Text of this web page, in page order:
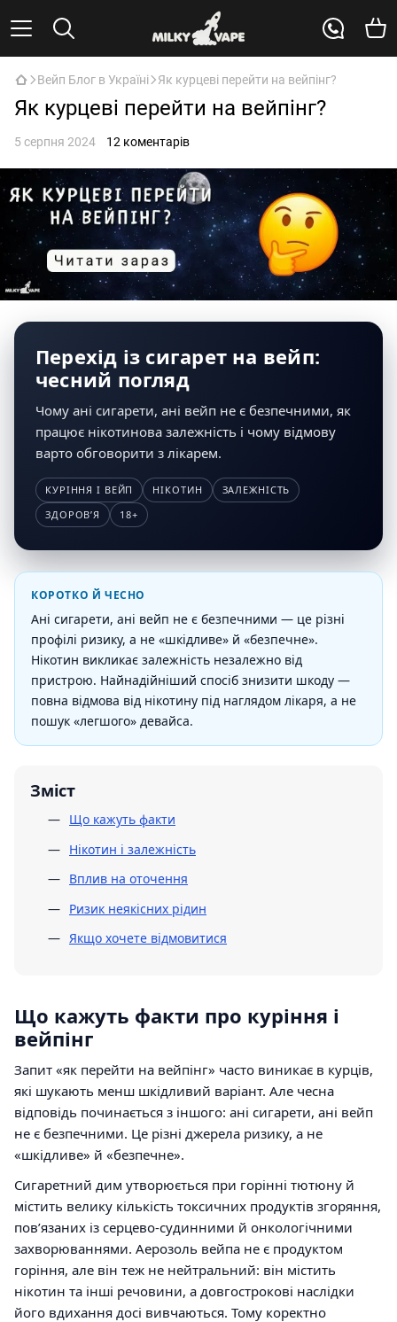
Вейп Блог в Україні Як курцеві перейти на вейпінг?
Як курцеві перейти на вейпінг?
5 серпня 2024 12 коментарів
Перехід із сигарет на вейп:
чесний погляд
Чому ані сигарети, ані вейп не є безпечними, як
працює нікотинова залежність і чому відмову
варто обговорити з лікарем.
КУРІННЯ І ВЕЙП НІКОТИН
ЗАЛЕЖНІСТЬ
ЗДОРОВʼЯ
18+
КОРОТКО Й ЧЕСНО
Ані сигарети, ані вейп не є безпечними — це різні
профілі ризику, а не «шкідливе» й «безпечне».
Нікотин викликає залежність незалежно від
пристрою. Найнадійніший спосіб знизити шкоду —
повна відмова від нікотину під наглядом лікаря, а не
пошук «легшого» девайса.
Зміст
Що кажуть факти
Нікотин і залежність
Вплив на оточення
Ризик неякісних рідин
Якщо хочете відмовитися
Що кажуть факти про куріння і
вейпінг
Запит «як перейти на вейпінг» часто виникає в курців,
які шукають менш шкідливий варіант. Але чесна
відповідь починається з іншого: ані сигарети, ані вейп
не є безпечними. Це різні джерела ризику, а не
«шкідливе» й «безпечне».
Сигаретний дим утворюється при горінні тютюну й
містить велику кількість токсичних продуктів згоряння,
повʼязаних із серцево-судинними й онкологічними
захворюваннями. Аерозоль вейпа не є продуктом
горіння, але він теж не нейтральний: він містить
нікотин та інші речовини, а довгострокові наслідки
його вдихання досі вивчаються. Тому коректно